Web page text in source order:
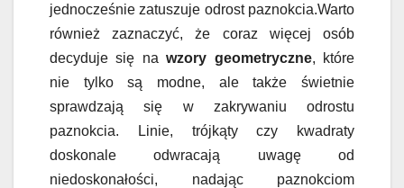
jednocześnie zatuszuje odrost paznokcia.Warto
również zaznaczyć, że coraz więcej osób
decyduje się nawzory geometryczne, które
nie tylko są modne, ale także świetnie
sprawdzają się w zakrywaniu odrostu
paznokcia. Linie, trójkąty czy kwadraty
doskonale odwracają uwagę od
niedoskonałości, nadając paznokciom